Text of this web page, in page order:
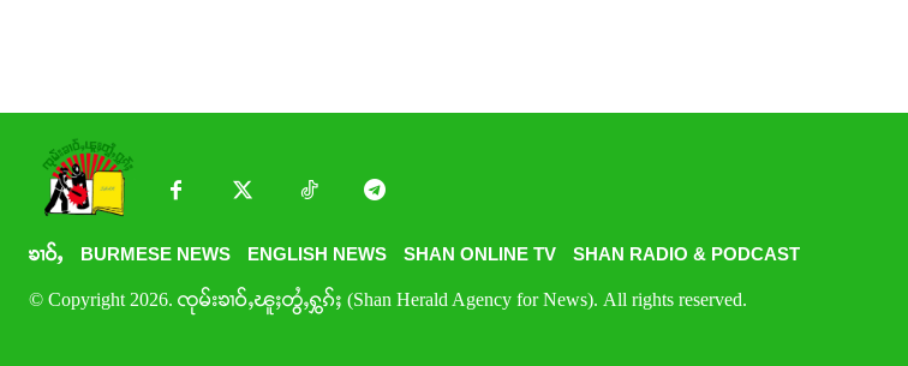
ၶၢဝ်ႇ BURMESE NEWS ENGLISH NEWS SHAN ONLINE TV SHAN RADIO & PODCAST
© Copyright 2026. ၸုမ်းၶၢဝ်ႇၽူႈတွႆႇႁွၵ်ႈ (Shan Herald Agency for News). All rights reserved.